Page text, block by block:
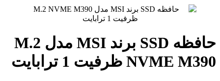
حافظه SSD برند MSI مدل M.2
NVME M390 ظرفیت 1 ترابایت